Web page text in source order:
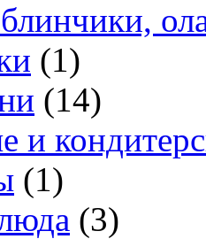
(1)
(14)
и
(1)
(3)